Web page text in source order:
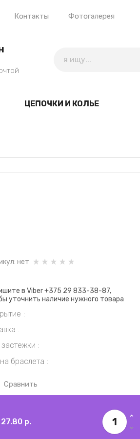
Контакты Фотогалерея
ЦЕПОЧКИ И КОЛЬЕ
нет
в Viber +375 29 833-38-87,
уточнить наличие нужного товара
браслета
Сравнить
27.80 р.